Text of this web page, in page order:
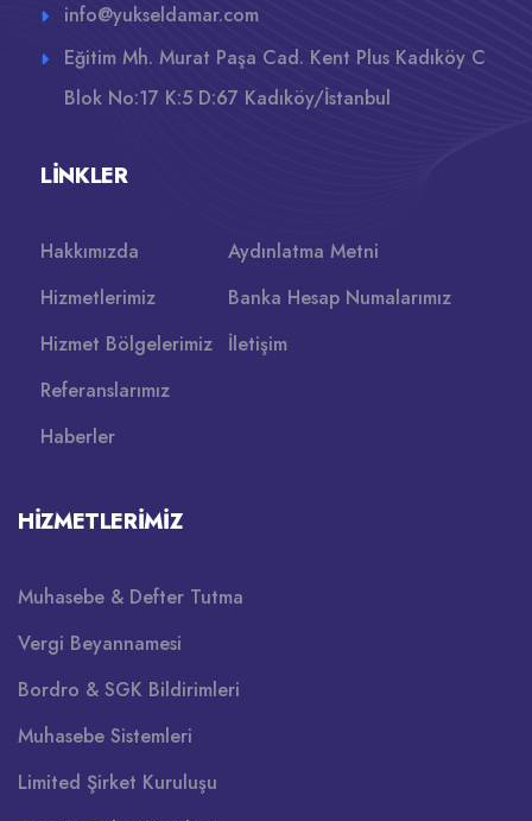
info@yukseldamar.com
Eğitim Mh. Murat Paşa Cad. Kent Plus Kadıköy C
Blok No:17 K:5 D:67 Kadıköy/İstanbul
LINKLER
Hakkımızda
Hizmetlerimiz
Hizmet Bölgelerimiz
Referanslarımız
Haberler
Aydınlatma Metni
Banka Hesap Numalarımız
İletişim
HIZMETLERIMIZ
Muhasebe & Defter Tutma
Vergi Beyannamesi
Bordro & SGK Bildirimleri
Muhasebe Sistemleri
Limited Şirket Kuruluşu